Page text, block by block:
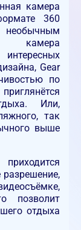
камера
360
камера
Gear
по
Или,
так
выше
позволит
отдыха